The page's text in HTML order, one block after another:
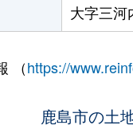
大字三河
（https://
鹿島市の土